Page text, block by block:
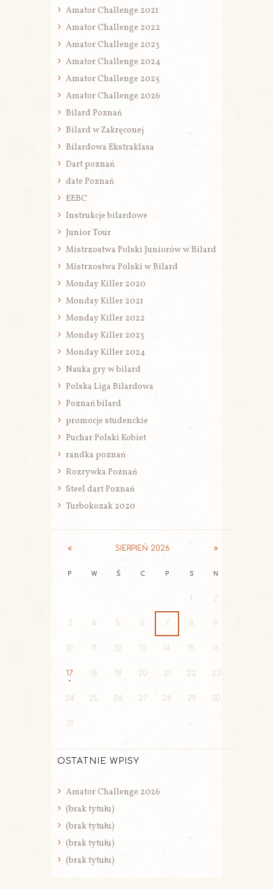
Amator Challenge 2021
Amator Challenge 2022
Amator Challenge 2023
Amator Challenge 2024
Amator Challenge 2025
Amator Challenge 2026
Bilard Poznań
Bilard w Zakręconej
Bilardowa Ekstraklasa
Dart poznań
date Poznań
EEBC
Instrukcje bilardowe
Junior Tour
Mistrzostwa Polski Juniorów w Bilard
Mistrzostwa Polski w Bilard
Monday Killer 2020
Monday Killer 2021
Monday Killer 2022
Monday Killer 2023
Monday Killer 2024
Nauka gry w bilard
Polska Liga Bilardowa
Poznań bilard
promocje studenckie
Puchar Polski Kobiet
randka poznań
Rozrywka Poznań
Steel dart Poznań
Turbokozak 2020
SIERPIEŃ 2026
P W Ś C P S N
2
3 4 5 6 7 8 9
10 11 12 13 14 15 16
17 18 19 20 21 22 23
24 25 26 27 28 29 30
31
OSTATNIE WPISY
Amator Challenge 2026
(brak tytułu)
(brak tytułu)
(brak tytułu)
(brak tytułu)